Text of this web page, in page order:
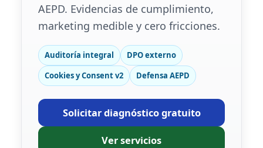
AEPD. Evidencias de cumplimiento,
marketing medible y cero fricciones.
Auditoría integral
DPO externo
Cookies y Consent v2
Defensa AEPD
Solicitar diagnóstico gratuito
Ver servicios